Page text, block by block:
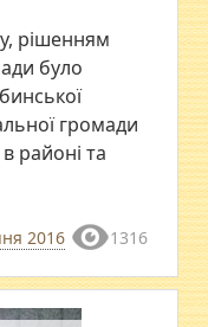
рішенням
було
громади
районі та
2016 1316